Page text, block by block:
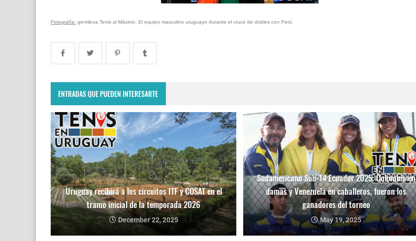
Fotografía: gentileza Tenis al Máximo. El equipo masculino uruguayo durante el cruce de dobles con Perú.
ENTRADAS QUE PUEDEN INTERESARTE
Uruguay recibirá a los circuitos ITF y COSAT en el
tramo inicial de la temporada 2026
December 22, 2025
Sudamericano Sub-14 Ecuador 2025: Colombia en
damas y Venezuela en caballeros, fueron los
ganadores del torneo
May 19, 2025